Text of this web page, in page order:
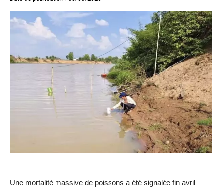
Une mortalité massive de poissons a été signalée fin avril